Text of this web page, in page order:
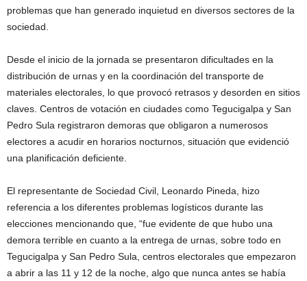
problemas que han generado inquietud en diversos sectores de la
sociedad.
Desde el inicio de la jornada se presentaron dificultades en la
distribución de urnas y en la coordinación del transporte de
materiales electorales, lo que provocó retrasos y desorden en sitios
claves. Centros de votación en ciudades como Tegucigalpa y San
Pedro Sula registraron demoras que obligaron a numerosos
electores a acudir en horarios nocturnos, situación que evidenció
una planificación deficiente.
El representante de Sociedad Civil, Leonardo Pineda, hizo
referencia a los diferentes problemas logísticos durante las
elecciones mencionando que, “fue evidente de que hubo una
demora terrible en cuanto a la entrega de urnas, sobre todo en
Tegucigalpa y San Pedro Sula, centros electorales que empezaron
a abrir a las 11 y 12 de la noche, algo que nunca antes se había